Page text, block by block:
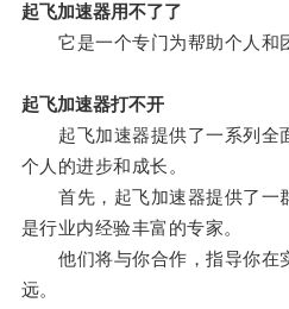
起飞加速器用不了了
它是一个专门为帮助个人和团
起飞加速器打不开
起飞加速器提供了一系列全
个人的进步和成长。
首先，起飞加速器提供了一
是行业内经验丰富的专家。
他们将与你合作，指导你在
远。